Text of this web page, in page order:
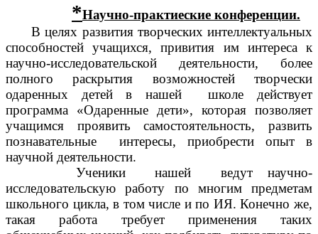
*Научно-практиеские конференции.
В целях развития творческих интеллектуальных
способностей учащихся, привития им интереса к
научно-исследовательской деятельности, более
полного раскрытия возможностей творчески
одаренных детей в нашей школе действует
программа «Одаренные дети», которая позволяет
учащимся проявить самостоятельность, развить
познавательные интересы, приобрести опыт в
научной деятельности.
Ученики нашей ведут научно-
исследовательскую работу по многим предметам
школьного цикла, в том числе и по ИЯ. Конечно же,
такая работа требует применения таких